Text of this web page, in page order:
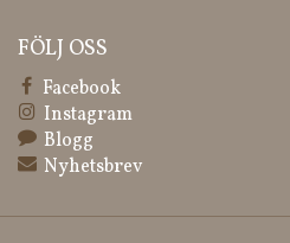
FÖLJ OSS
Facebook
Instagram
Blogg
Nyhetsbrev